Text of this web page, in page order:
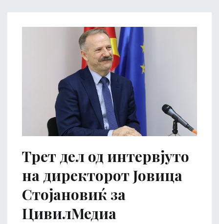
Трет дел од интервјуто
на директорот Јовица
Стојановиќ за
ЦивилМедиа